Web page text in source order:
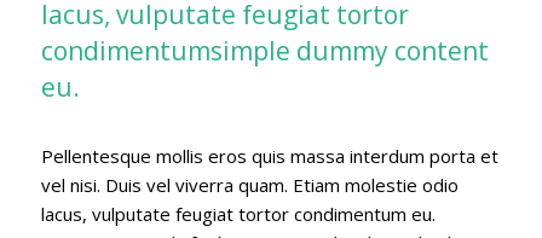
lacus, vulputate feugiat tortor
condimentumsimple dummy content
eu.
Pellentesque mollis eros quis massa interdum porta et
vel nisi. Duis vel viverra quam. Etiam molestie odio
lacus, vulputate feugiat tortor condimentum eu.